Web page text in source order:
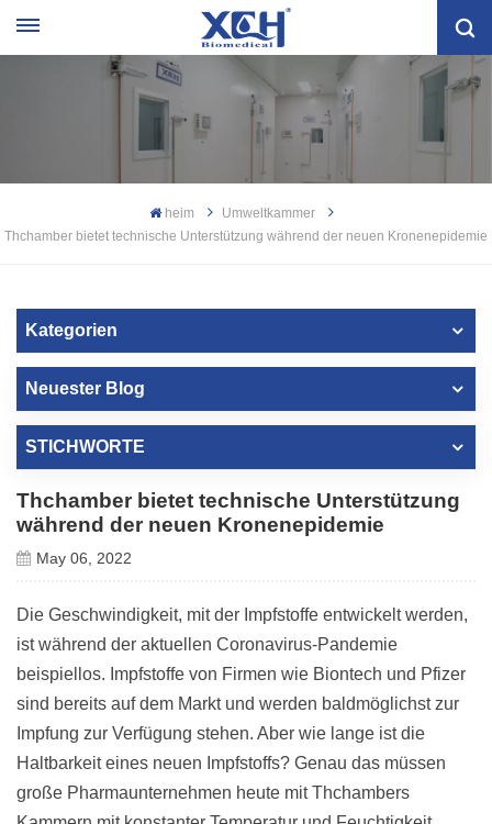
heim
Umweltkammer
Thchamber bietet technische Unterstützung während der neuen Kronenepidemie
Kategorien
Neuester Blog
STICHWORTE
Thchamber bietet technische Unterstützung
während der neuen Kronenepidemie
May 06, 2022
Die Geschwindigkeit, mit der Impfstoffe entwickelt werden,
ist während der aktuellen Coronavirus-Pandemie
beispiellos. Impfstoffe von Firmen wie Biontech und Pfizer
sind bereits auf dem Markt und werden baldmöglichst zur
Impfung zur Verfügung stehen. Aber wie lange ist die
Haltbarkeit eines neuen Impfstoffs? Genau das müssen
große Pharmaunternehmen heute mit Thchambers